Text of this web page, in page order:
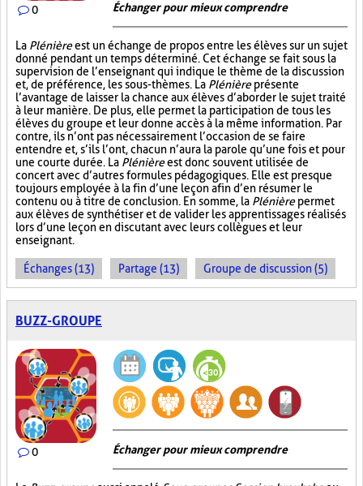
0 Échanger pour mieux comprendre
La Plénièreest un échange de propos entre les élèves sur un sujet
donné pendant un temps déterminé. Cet échange se fait sous la
supervision de l’enseignant qui indique le thème de la discussion
et, de préférence, les sous-thèmes. La Plénièreprésente
l’avantage de laisser la chance aux élèves d’aborder le sujet traité
à leur manière. De plus, elle permet la participation de tous les
élèves du groupe et leur donne accès à la même information. Par
contre, ils n’ont pas nécessairement l’occasion de se faire
entendre et, s’ils l’ont, chacun n’aura la parole qu’une fois et pour
une courte durée. La Plénièreest donc souvent utilisée de
concert avec d’autres formules pédagogiques. Elle est presque
toujours employée à la fin d’une leçon afin d’en résumer le
contenu ou à titre de conclusion. En somme, la Plénièrepermet
aux élèves de synthétiser et de valider les apprentissages réalisés
lors d’une leçon en discutant avec leurs collègues et leur
enseignant.
Échanges (13) Partage (13) Groupe de discussion (5)
BUZZ-GROUPE
0 Échanger pour mieux comprendre